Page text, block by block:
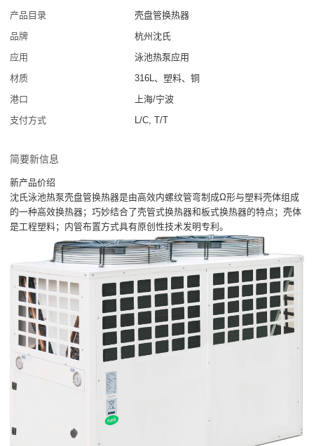
产品目录
壳盘管换热器
品牌
杭州沈氏
应用
泳池热泵应用
材质
316L、塑料、铜
港口
上海/宁波
支付方式
L/C, T/T
简要新信息
新产品价绍
沈氏泳池热泵壳盘管换热器是由高效内螺纹管弯制成Ω形与塑料壳体组成
的一种高效换热器；巧妙结合了壳管式换热器和板式换热器的特点；壳体
是工程塑料；内管布置方式具有原创性技术发明专利。